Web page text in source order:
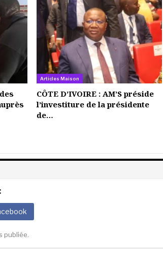
Articles Maison
CÔTE D’IVOIRE : AM’S préside
l’investiture de la présidente
de…
publiée.